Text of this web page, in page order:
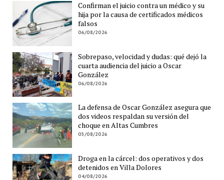
Confirman el juicio contra un médico y su
hija por la causa de certificados médicos
falsos
06/08/2026
Sobrepaso, velocidad y dudas: qué dejó la
cuarta audiencia del juicio a Oscar
González
06/08/2026
La defensa de Oscar González asegura que
dos videos respaldan su versión del
choque en Altas Cumbres
05/08/2026
Droga en la cárcel: dos operativos y dos
detenidos en Villa Dolores
04/08/2026